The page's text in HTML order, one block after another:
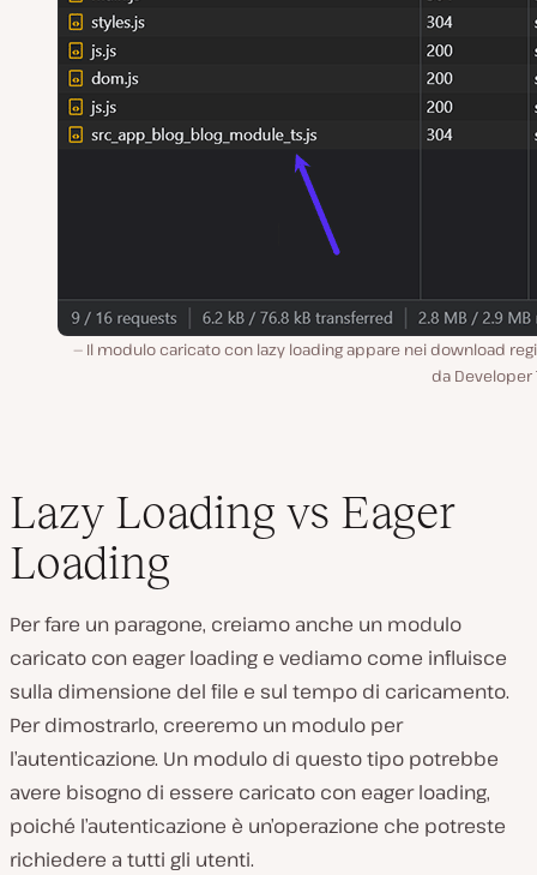
Il modulo caricato con lazy loading appare nei download
da Developer
Lazy Loading vs Eager
Loading
Per fare un paragone, creiamo anche un modulo
caricato con eager loading e vediamo come influisce
sulla dimensione del file e sul tempo di caricamento.
Per dimostrarlo, creeremo un modulo per
l’autenticazione. Un modulo di questo tipo potrebbe
avere bisogno di essere caricato con eager loading,
poiché l’autenticazione è un’operazione che potreste
richiedere a tutti gli utenti.